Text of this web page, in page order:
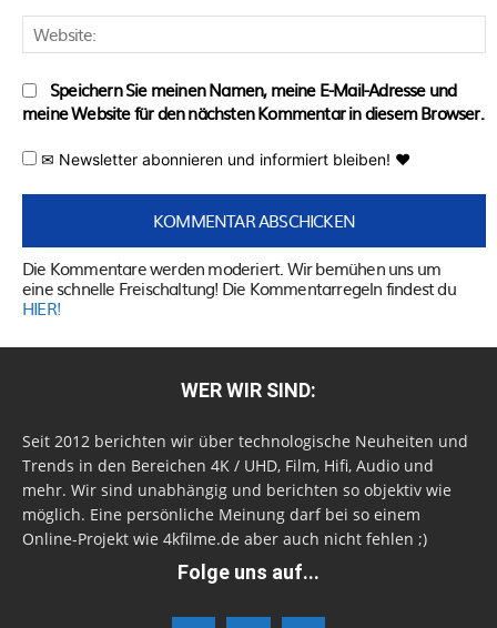
Speichern Sie meinen Namen, meine E-Mail-Adresse und
meine Website für den nächsten Kommentar in diesem Browser.
✉ Newsletter abonnieren und informiert bleiben! ♥
Die Kommentare werden moderiert. Wir bemühen uns um
eine schnelle Freischaltung! Die Kommentarregeln findest du
HIER!
WER WIR SIND:
Seit 2012 berichten wir über technologische Neuheiten und
Trends in den Bereichen 4K / UHD, Film, Hifi, Audio und
mehr. Wir sind unabhängig und berichten so objektiv wie
möglich. Eine persönliche Meinung darf bei so einem
Online-Projekt wie 4kfilme.de aber auch nicht fehlen ;)
Folge uns auf...